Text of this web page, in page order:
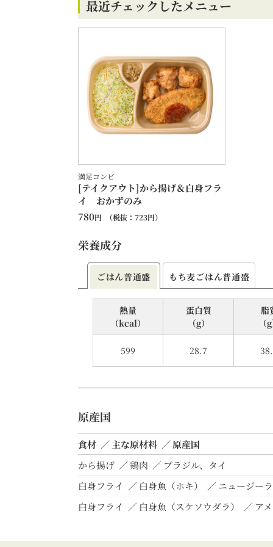
最近チェックしたメニュー
満足コンビ
[テイクアウト]から揚げ＆白身フラ
イ おかずのみ
780円 （税抜： 723円）
栄養成分
ごはん普通盛 もち⻨ごはん普通盛
熱量
（kcal）
599
蛋⽩質
（g）
28.7
脂
（g
原産国
食材 主な原材料
原産国
から揚げ
鶏肉
ブラジル、タイ
白身フライ
白身魚（ホキ）
ニュージー
白身フライ
白身魚（スケソウダラ） ア